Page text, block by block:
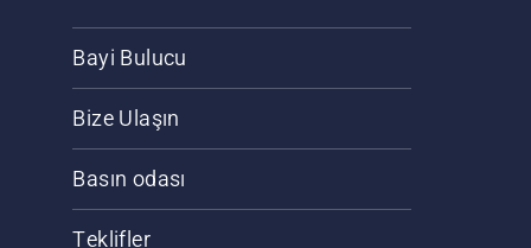
Bayi Bulucu
Bize Ulaşın
Basın odası
Teklifler